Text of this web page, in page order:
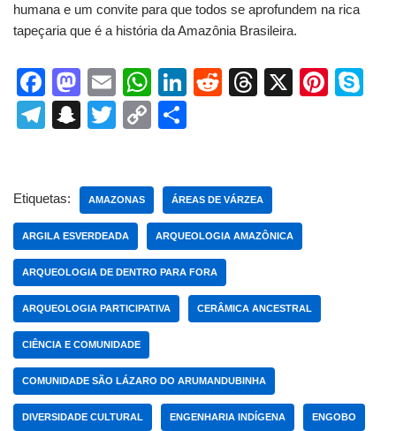
humana e um convite para que todos se aprofundem na rica
tapeçaria que é a história da Amazônia Brasileira.
F
a
c
b
o
o
k
M
a
st
d
o
n
E
m
ail
W
h
at
A
p
p
Li
dI
n
R
t
T
d
s
X
Pi
T
gr
a
m
S
p
c
h
at
T
er
C
y
Li
n
k
e
Etiquetas: AMAZONAS ÁREAS DE VÁRZEA
ARGILA ESVERDEADA ARQUEOLOGIA AMAZÔNICA
ARQUEOLOGIA DE DENTRO PARA FORA
ARQUEOLOGIA PARTICIPATIVA CERÂMICA ANCESTRAL
CIÊNCIA E COMUNIDADE
COMUNIDADE SÃO LÁZARO DO ARUMANDUBINHA
DIVERSIDADE CULTURAL ENGENHARIA INDÍGENA ENGOBO